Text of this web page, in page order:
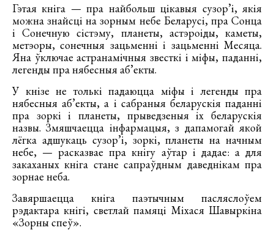
Гэтая кніга — пра найбольш цікавыя сузор’і, якія
можна знайсці на зорным небе Беларусі, пра Сонца
і Сонечную сістэму, планеты, астэроіды, каметы,
метэоры, сонечныя зацьменні і зацьменні Месяца.
Яна ўключае астранамічныя звесткі і міфы, паданні,
легенды пра нябесныя аб’екты.
У кнізе не толькі падаюцца міфы і легенды пра
нябесныя аб’екты, а і сабраныя беларускія паданні
пра зоркі і планеты, прыведзеныя іх беларускія
назвы. Змяшчаецца інфармацыя, з дапамогай якой
лёгка адшукаць сузор’і, зоркі, планеты на начным
небе, — расказвае пра кнігу аўтар і дадае: а для
закаханых кніга стане сапраўдным даведнікам пра
зорнае неба.
Завяршаецца кніга паэтычным пасляслоўем
рэдактара кнігі, светлай памяці Міхася Шавыркіна
«Зорны спеў».